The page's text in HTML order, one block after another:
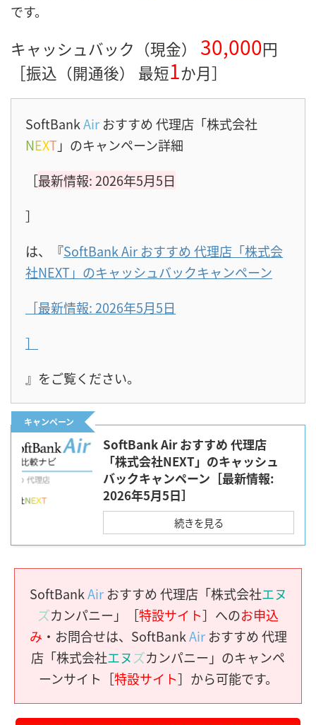
です。
キャッシュバック（現金） 30,000円
［振込（開通後） 最短1か月］
SoftBankAir おすすめ 代理店「株式会社
NEXT」のキャンペーン詳細
［最新情報: 2026年5月5日
］
は、『SoftBank Air おすすめ 代理店「株式会
社NEXT」のキャッシュバックキャンペーン
［最新情報: 2026年5月5日
］
』をご覧ください。
キャンペーン
SoftBank Air おすすめ 代理店
「株式会社NEXT」のキャッシュ
バックキャンペーン［最新情報:
2026年5月5日］
続きを見る
SoftBankAirおすすめ 代理店「株式会社エヌ
ズカンパニー」［特設サイト］へのお申込
み ・お問合せは、SoftBankAirおすすめ 代理
店「株式会社エヌ ズカンパニー」のキャンペ
ーンサイト［特設サイト］から可能です。